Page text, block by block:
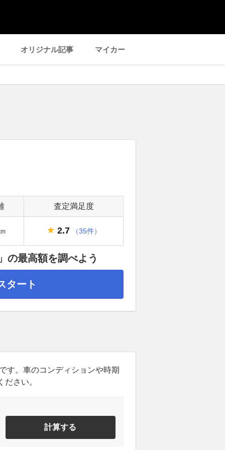
オリジナル記事 マイカー
査定満足度
2.7 （35件）
の最高額を調べよう
タート
す。車のコンディションや時期
さい。
計算する